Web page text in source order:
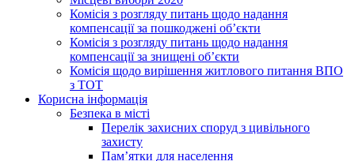
Комісія з розгляду питань щодо надання
компенсації за пошкоджені об’єкти
Комісія з розгляду питань щодо надання
компенсації за знищені об’єкти
Комісія щодо вирішення житлового питання ВПО
з ТОТ
Корисна інформація
Безпека в місті
Перелік захисних споруд з цивільного
захисту
Пам’ятки для населення